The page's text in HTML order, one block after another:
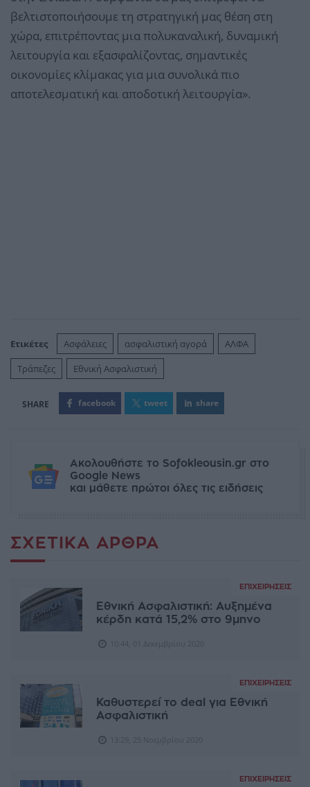
βελτιστοποιήσουμε τη στρατηγική μας θέση στη
χώρα, επιτρέποντας μια πολυκαναλική, δυναμική
λειτουργία και εξασφαλίζοντας, σημαντικές
οικονομίες κλίμακας για μια συνολικά πιο
αποτελεσματική και αποδοτική λειτουργία».
Ετικέτες Ασφάλειες ασφαλιστική αγορά
ΑΛΦΑ
Τράπεζες
Εθνική Ασφαλιστική
facebook tweet share
Ακολουθήστε το Sofokleousin.gr στο
Google News
και μάθετε πρώτοι όλες τις ειδήσεις
ΣΧΕΤΙΚΆ ΆΡΘΡΑ
ΕΠΙΧΕΙΡΉΣΕΙΣ
Εθνική Ασφαλιστική: Αυξημένα
κέρδη κατά 15,2% στο 9μηνο
ΕΠΙΧΕΙΡΉΣΕΙΣ
Καθυστερεί το deal για Εθνική
Ασφαλιστική
ΕΠΙΧΕΙΡΉΣΕΙΣ